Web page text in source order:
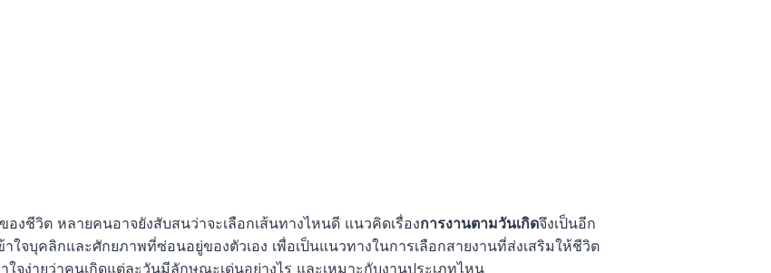
งชีวิต หลายคนอาจยังสับสนว่าจะเลือกเส้นทางไหนดี แนวคิดเรื่องการงานตามวันเกิดจึงเป็นอีก
ใจบุคลิกและศักยภาพที่ซ่อนอยู่ของตัวเอง เพื่อเป็นแนวทางในการเลือกสายงานที่ส่งเสริมให้ชีวิต
จง่ายว่าคนเกิดแต่ละวันมีลักษณะเด่นอย่างไร และเหมาะกับงานประเภทไหน